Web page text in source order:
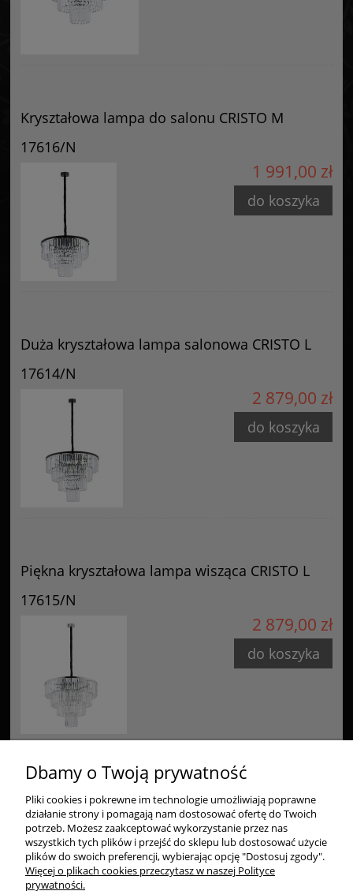
Kryształowa lampa do salonu CRISTO M
17616/N
1 991,00 zł
do koszyka
Duża kryształowa lampa salonowa CRISTO L
17614/N
2 879,00 zł
do koszyka
Piękna kryształowa lampa wisząca CRISTO L
17615/N
2 879,00 zł
do koszyka
Zakupy
Pomoc
Moje konto
Dbamy o Twoją prywatność
Pliki cookies i pokrewne im technologie umożliwiają poprawne
działanie strony i pomagają nam dostosować ofertę do Twoich
potrzeb. Możesz zaakceptować wykorzystanie przez nas
wszystkich tych plików i przejść do sklepu lub dostosować użycie
plików do swoich preferencji, wybierając opcję "Dostosuj zgody".
Więcej o plikach cookies przeczytasz w naszej Polityce
prywatności.